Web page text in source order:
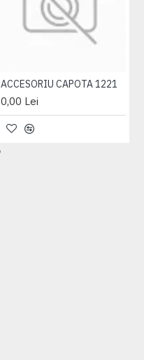
ACCESORIU CAPOTA 1221
0,00 Lei